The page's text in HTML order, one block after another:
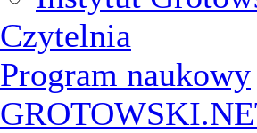
Czytelnia
Program naukowy